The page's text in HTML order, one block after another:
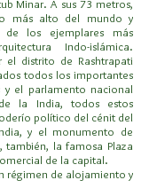
Minar. A sus 73 metros,
más alto del mundo y
los ejemplares más
Indo-islámica.
distrito de Rashtrapati
todos los importantes
y el parlamento nacional
la India, todos estos
político del cénit del
y el monumento de
la famosa Plaza
de la capital.
régimen de alojamiento y